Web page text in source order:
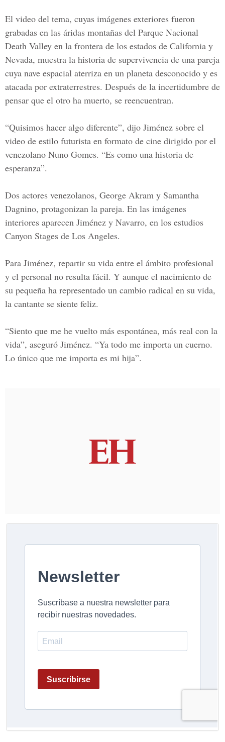
El video del tema, cuyas imágenes exteriores fueron
grabadas en las áridas montañas del Parque Nacional
Death Valley en la frontera de los estados de California y
Nevada, muestra la historia de supervivencia de una pareja
cuya nave espacial aterriza en un planeta desconocido y es
atacada por extraterrestres. Después de la incertidumbre de
pensar que el otro ha muerto, se reencuentran.
“Quisimos hacer algo diferente”, dijo Jiménez sobre el
video de estilo futurista en formato de cine dirigido por el
venezolano Nuno Gomes. “Es como una historia de
esperanza”.
Dos actores venezolanos, George Akram y Samantha
Dagnino, protagonizan la pareja. En las imágenes
interiores aparecen Jiménez y Navarro, en los estudios
Canyon Stages de Los Angeles.
Para Jiménez, repartir su vida entre el ámbito profesional
y el personal no resulta fácil. Y aunque el nacimiento de
su pequeña ha representado un cambio radical en su vida,
la cantante se siente feliz.
“Siento que me he vuelto más espontánea, más real con la
vida”, aseguró Jiménez. “Ya todo me importa un cuerno.
Lo único que me importa es mi hija”.